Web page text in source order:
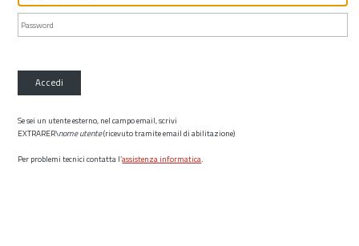
Accedi
Se sei un utente esterno, nel campo email, scrivi
EXTRARER\nome utente(ricevuto tramite email di abilitazione)
Per problemi tecnici contatta l’assistenza informatica.